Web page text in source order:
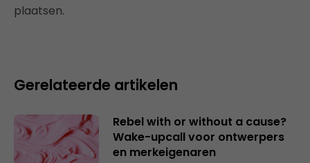
plaatsen.
Gerelateerde artikelen
Rebel with or without a cause?
Wake-upcall voor ontwerpers
en merkeigenaren